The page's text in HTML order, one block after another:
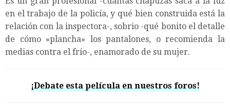
en el trabajo de la policía, y qué bien construida está la
relación con la inspectora-, sobrio -qué bonito el detalle
de cómo «plancha» los pantalones, o recomienda la
medias contra el frío-, enamorado de su mujer.
¡Debate esta película en nuestros foros!